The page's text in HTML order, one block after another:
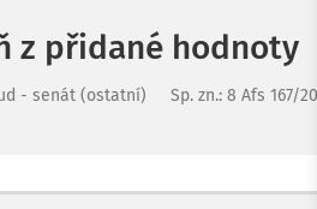
z přidané hodnoty
- senát (ostatní) Sp. zn.: 8 Afs 167/